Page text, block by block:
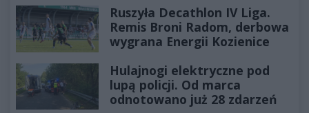
Ruszyła Decathlon IV Liga.
Remis Broni Radom, derbowa
wygrana Energii Kozienice
Hulajnogi elektryczne pod
lupą policji. Od marca
odnotowano już 28 zdarzeń